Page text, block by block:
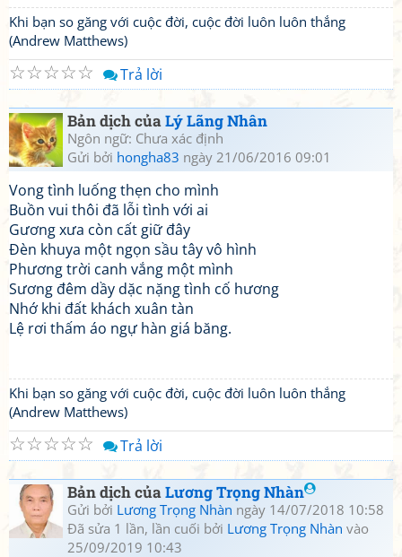
Khi bạn so găng với cuộc đời, cuộc đời luôn luôn thắng
(Andrew Matthews)
☆
☆
☆
☆
☆ Trả lời
Bản dịch củaLý Lãng Nhân
Ngôn ngữ: Chưa xác định
Gửi bởi hongha83 ngày 21/06/2016 09:01
Vong tình luống thẹn cho mình
Buồn vui thôi đã lỗi tình với ai
Gương xưa còn cất giữ đây
Đèn khuya một ngọn sầu tây vô hình
Phương trời canh vắng một mình
Sương đêm dầy dặc nặng tình cố hương
Nhớ khi đất khách xuân tàn
Lệ rơi thấm áo ngự hàn giá băng.
Khi bạn so găng với cuộc đời, cuộc đời luôn luôn thắng
(Andrew Matthews)
☆
☆
☆
☆
☆ Trả lời
Bản dịch củaLương Trọng Nhàn
Gửi bởi Lương Trọng Nhàn ngày 14/07/2018 10:58
Đã sửa 1 lần, lần cuối bởi Lương Trọng Nhàn vào
25/09/2019 10:43